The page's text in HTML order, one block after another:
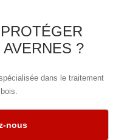
?
dans le traitement
nous